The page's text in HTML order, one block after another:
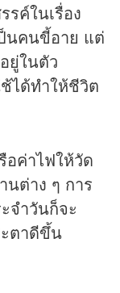
รค์ในเรื่อง
นคนขี้อาย แต่
ยู่ในตัว
ได้ทำให้ชีวิต
ค่าไฟให้วัด
นต่าง ๆ การ
จำวันก็จะ
ตาดีขึ้น